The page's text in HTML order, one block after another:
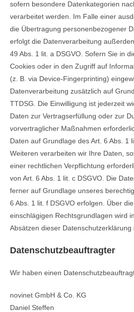
sofern besondere Datenkategorien
verarbeitet werden. Im Falle einer
die Übertragung personenbezogener
erfolgt die Datenverarbeitung
49 Abs. 1 lit. a DSGVO. Sofern Sie in
Cookies oder in den Zugriff auf
(z. B. via Device-Fingerprinting)
Datenverarbeitung zusätzlich auf
TTDSG. Die Einwilligung ist jederzeit
Daten zur Vertragserfüllung oder zur
vorvertraglicher Maßnahmen
Daten auf Grundlage des Art. 6 Abs. 1
Weiteren verarbeiten wir Ihre Daten,
einer rechtlichen Verpflichtung
von Art. 6 Abs. 1 lit. c DSGVO. Die
ferner auf Grundlage unseres
6 Abs. 1 lit. f DSGVO erfolgen. Über
einschlägigen Rechtsgrundlagen wird
Absätzen dieser Datenschutzerklärung
Datenschutz­beauftragter
Wir haben einen
novinet GmbH & Co. KG
Daniel Steffen